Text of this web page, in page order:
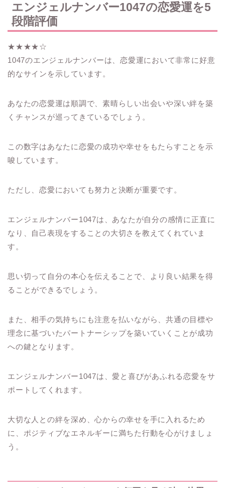
エンジェルナンバー1047の恋愛運を5
段階評価
★★★★☆
1047のエンジェルナンバーは、恋愛運において非常に好意
的なサインを示しています。
あなたの恋愛運は順調で、素晴らしい出会いや深い絆を築
くチャンスが巡ってきているでしょう。
この数字はあなたに恋愛の成功や幸せをもたらすことを示
唆しています。
ただし、恋愛においても努力と決断が重要です。
エンジェルナンバー1047は、あなたが自分の感情に正直に
なり、自己表現をすることの大切さを教えてくれていま
す。
思い切って自分の本心を伝えることで、より良い結果を得
ることができるでしょう。
また、相手の気持ちにも注意を払いながら、共通の目標や
理念に基づいたパートナーシップを築いていくことが成功
への鍵となります。
エンジェルナンバー1047は、愛と喜びがあふれる恋愛をサ
ポートしてくれます。
大切な人との絆を深め、心からの幸せを手に入れるため
に、ポジティブなエネルギーに満ちた行動を心がけましょ
う。